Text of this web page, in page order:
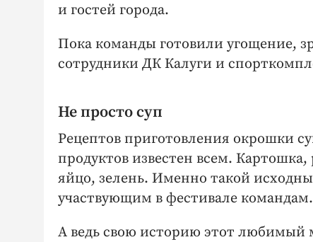
и гостей города.
Пока команды готовили угощение,
сотрудники ДК Калуги и
Не просто суп
Рецептов приготовления окрошки
продуктов известен всем.
яйцо, зелень. Именно такой
участвующим в фестивале командам.
А ведь свою историю этот